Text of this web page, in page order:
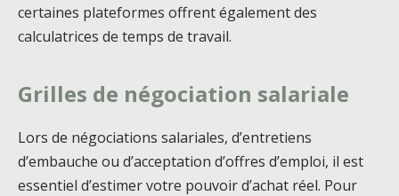
certaines plateformes offrent également des
calculatrices de temps de travail.
Grilles de négociation salariale
Lors de négociations salariales, d’entretiens
d’embauche ou d’acceptation d’offres d’emploi, il est
essentiel d’estimer votre pouvoir d’achat réel. Pour